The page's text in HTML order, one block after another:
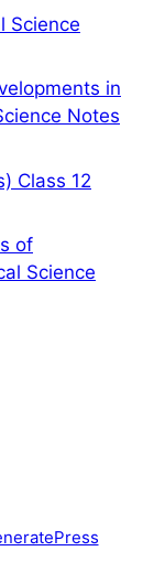
Science
in
Notes
Class 12
of
Science